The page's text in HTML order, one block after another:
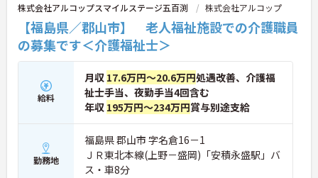
株式会社アルコップスマイルステージ五百渕 株式会社アルコップ
【福島県／郡山市】 老人福祉施設での介護職員
の募集です＜介護福祉士＞
給料
月収 17.6万円～20.6万円処遇改善、介護福
祉士手当、夜勤手当4回含む
年収 195万円～234万円賞与別途支給
勤務地
福島県 郡山市 字名倉16－1
ＪＲ東北本線(上野－盛岡)「安積永盛駅」バ
ス・車8分